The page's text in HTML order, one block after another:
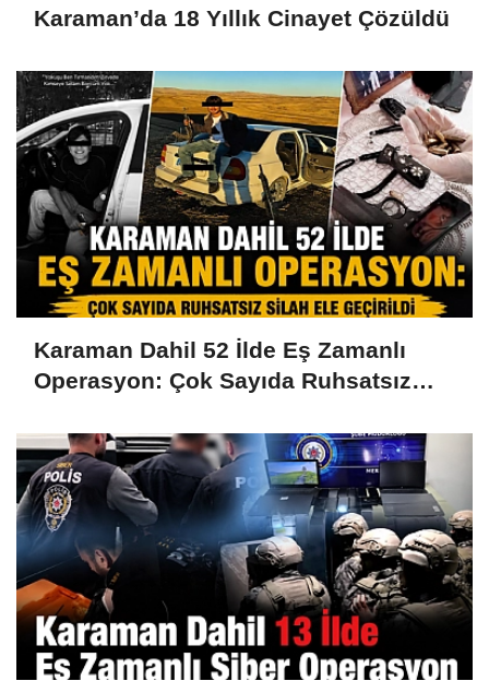
Karaman’da 18 Yıllık Cinayet Çözüldü
Karaman Dahil 52 İlde Eş Zamanlı
Operasyon: Çok Sayıda Ruhsatsız